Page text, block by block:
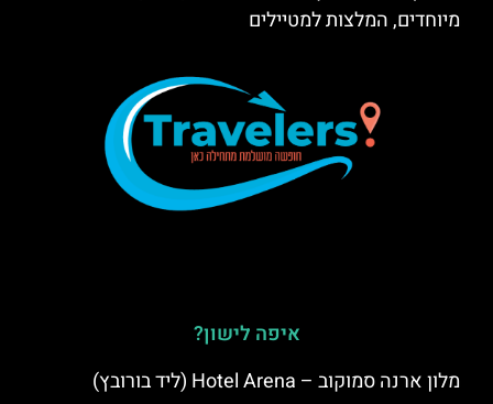
מיוחדים, המלצות למטיילים
איפה לישון?
מלון ארנה סמוקוב – Hotel Arena (ליד בורובץ)